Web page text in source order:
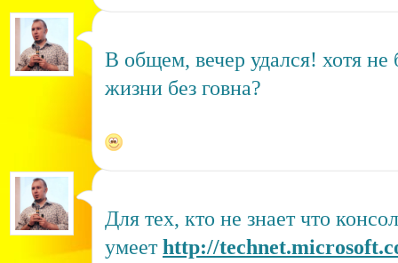
В общем, вечер удался! хотя не
жизни без говна?
Для тех, кто не знает что
умеетhttp://